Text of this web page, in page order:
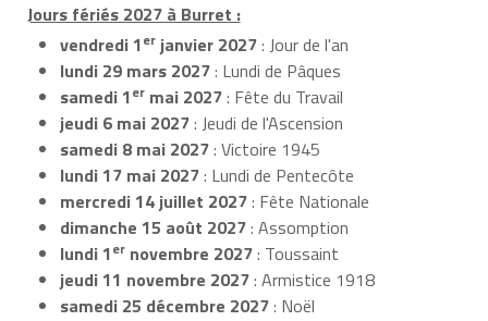
Jours fériés 2027 à Burret :
vendredi 1er janvier 2027: Jour de l'an
lundi 29 mars 2027: Lundi de Pâques
samedi 1er mai 2027: Fête du Travail
jeudi 6 mai 2027: Jeudi de l'Ascension
samedi 8 mai 2027: Victoire 1945
lundi 17 mai 2027: Lundi de Pentecôte
mercredi 14 juillet 2027: Fête Nationale
dimanche 15 août 2027: Assomption
lundi 1er novembre 2027: Toussaint
jeudi 11 novembre 2027: Armistice 1918
samedi 25 décembre 2027: Noël